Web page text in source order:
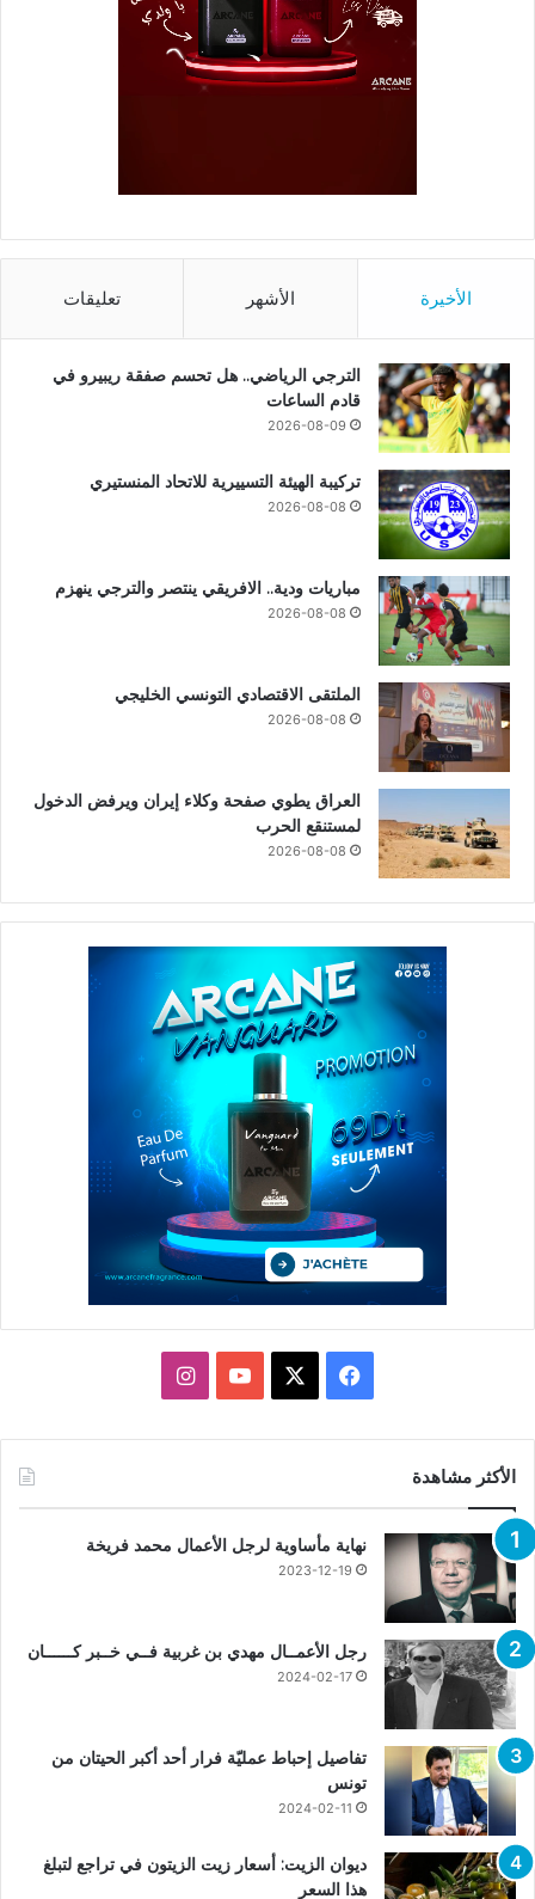
الأخيرة الأشهر تعليقات
الترجي الرياضي.. هل تحسم صفقة ريبيرو في
قادم الساعات
2026-08-09
تركيبة الهيئة التسييرية للاتحاد المنستيري
2026-08-08
مباريات ودية.. الافريقي ينتصر والترجي ينهزم
2026-08-08
الملتقى الاقتصادي التونسي الخليجي
2026-08-08
العراق يطوي صفحة وكلاء إيران ويرفض الدخول
لمستنقع الحرب
2026-08-08
فيسبوك يوتيوبانستقرام
الأكثر مشاهدة
نهاية مأساوية لرجل الأعمال محمد فريخة
2023-12-19
رجل الأعمــال مهدي بن غربية فــي خــبر كــــــان
2024-02-17
تفاصيل إحباط عمليّة فرار أحد أكبر الحيتان من
تونس
2024-02-11
ديوان الزيت: أسعار زيت الزيتون في تراجع لتبلغ
هذا السعر